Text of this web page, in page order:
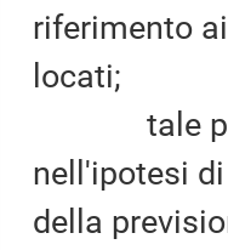
riferimento
locati;
tale
nell'ipotesi
della